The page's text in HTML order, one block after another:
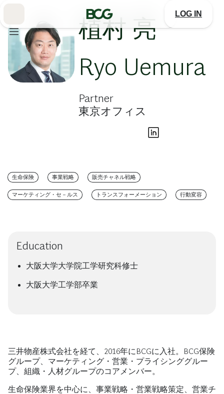
LOG IN
植村 亮
Ryo Uemura
Partner
東京オフィス
生命保険 事業戦略 販売チャネル戦略
マーケティング・セ－ルス トランスフォーメーション 行動変容
Education
大阪大学大学院工学研究科修士
大阪大学工学部卒業
三井物産株式会社を経て、2016年にBCGに入社。BCG保険
グループ、マーケティング・営業・プライシンググルー
プ、組織・人材グループのコアメンバー。
生命保険業界を中心に、事業戦略・営業戦略策定、営業チ